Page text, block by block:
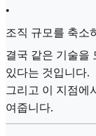
•
조직 규모를 축소
결국 같은 기술을
있다는 것입니다.
그리고 이 지점에
여줍니다.